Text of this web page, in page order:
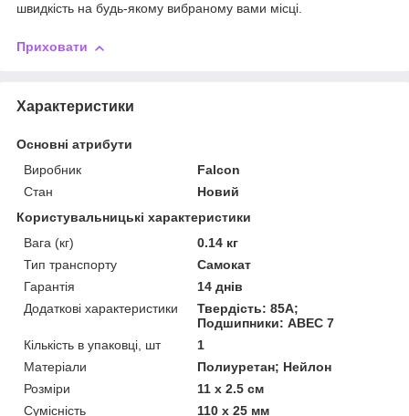
швидкість на будь-якому вибраному вами місці.
Приховати
Характеристики
Основні атрибути
Виробник
Falcon
Стан
Новий
Користувальницькі характеристики
Вага (кг)
0.14 кг
Тип транспорту
Самокат
Гарантія
14 днів
Додаткові характеристики
Твердість: 85А;
Подшипники: ABEC 7
Кількість в упаковці, шт
1
Матеріали
Полиуретан; Нейлон
Розміри
11 x 2.5 см
Сумісність
110 x 25 мм